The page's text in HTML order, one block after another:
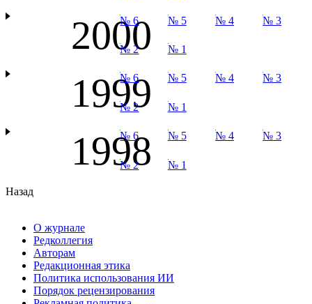
2000
№ 6 № 5 № 4 № 3
№ 2 № 1
1999
№ 6 № 5 № 4 № 3
№ 2 № 1
1998
№ 6 № 5 № 4 № 3
№ 2 № 1
Назад
О журнале
Редколлегия
Авторам
Редакционная этика
Политика использования ИИ
Порядок рецензирования